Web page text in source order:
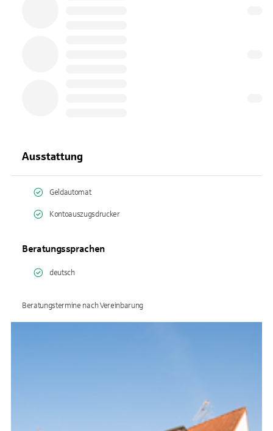
Ausstattung
Geldautomat
Kontoauszugsdrucker
Beratungssprachen
deutsch
Beratungstermine nach Vereinbarung